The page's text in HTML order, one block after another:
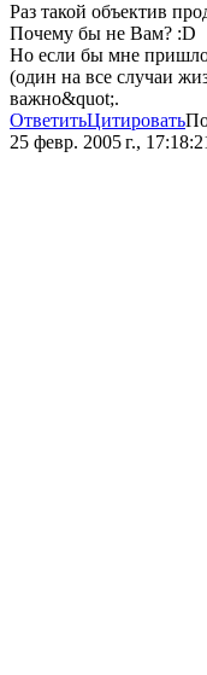
Раз такой объектив
Почему бы не Вам? :D
Но если бы мне
(один на все случаи
важно&quot;.
ОтветитьЦитировать
25 февр. 2005 г.,